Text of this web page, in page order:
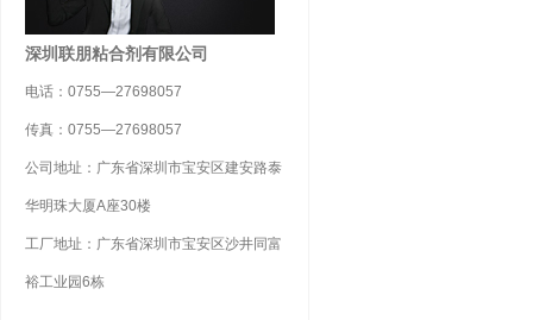
深圳联朋粘合剂有限公司
电话：0755—27698057
传真：0755—27698057
公司地址：广东省深圳市宝安区建安路泰
华明珠大厦A座30楼
工厂地址：广东省深圳市宝安区沙井同富
裕工业园6栋